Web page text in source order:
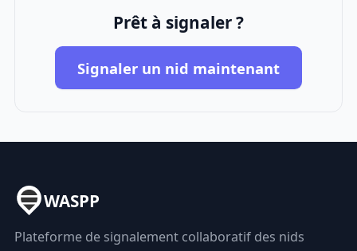
Prêt à signaler ?
Signaler un nid maintenant
WASPP
Plateforme de signalement collaboratif des nids